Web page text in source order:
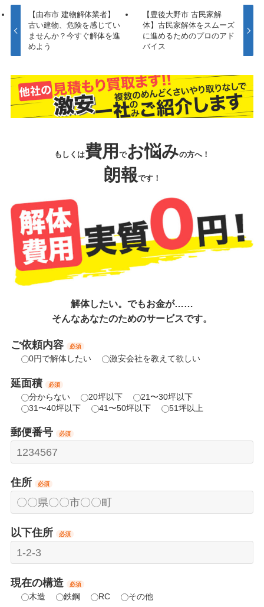
【由布市 建物解体業者】
古い建物、危険を感じてい
ませんか？今すぐ解体を進
めよう
【豊後大野市 古民家解
体】古民家解体をスムーズ
に進めるためのプロのアド
バイス
もしくは費用 でお悩みの方へ！
朗報です！
解体したい。でもお金が……
そんなあなたのためのサービスです。
ご依頼内容 必須
0円で解体したい 激安会社を教えて欲しい
延面積 必須
分からない 20坪以下
21〜30坪以下
31〜40坪以下
41〜50坪以下 51坪以上
郵便番号 必須
住所 必須
以下住所 必須
現在の構造 必須
木造 鉄鋼 RC その他